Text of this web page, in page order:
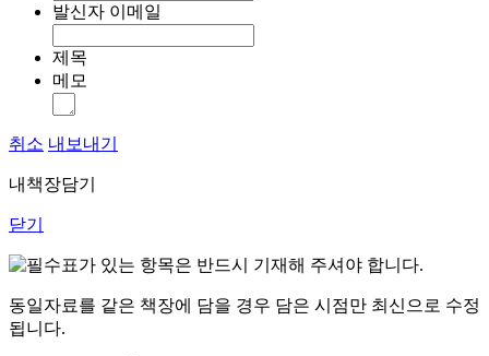
발신자 이메일
제목
메모
취소 내보내기
내책장담기
닫기
표가 있는 항목은 반드시 기재해 주셔야 합니다.
동일자료를 같은 책장에 담을 경우 담은 시점만 최신으로 수정
됩니다.